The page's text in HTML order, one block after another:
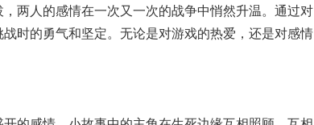
两人的感情在一次又一次的战争中悄然升温。通过对
时的勇气和坚定。无论是对游戏的热爱，还是对感情